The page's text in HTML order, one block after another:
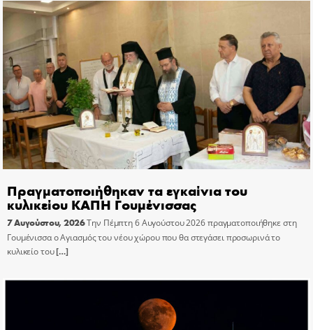
Πραγματοποιήθηκαν τα εγκαίνια του
κυλικείου ΚΑΠΗ Γουμένισσας
7 Αυγούστου, 2026Την Πέμπτη 6 Αυγούστου 2026 πραγματοποιήθηκε στη
Γουμένισσα ο Αγιασμός του νέου χώρου που θα στεγάσει προσωρινά το
κυλικείο του[…]